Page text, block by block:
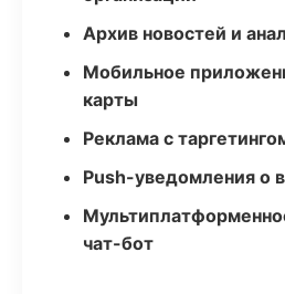
Архив новостей и
Мобильное
карты
Реклама с
Push-уведомления о
чат-бот